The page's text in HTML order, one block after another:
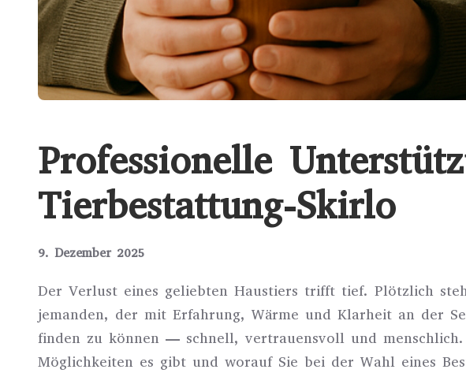
Professionelle
Tierbestattung-Skirlo
9. Dezember 2025
Der Verlust eines geliebten Haustiers trifft tief. Plötzlich
jemanden, der mit Erfahrung, Wärme und Klarheit an der
finden zu können — schnell, vertrauensvoll und
Möglichkeiten es gibt und worauf Sie bei der Wahl eines